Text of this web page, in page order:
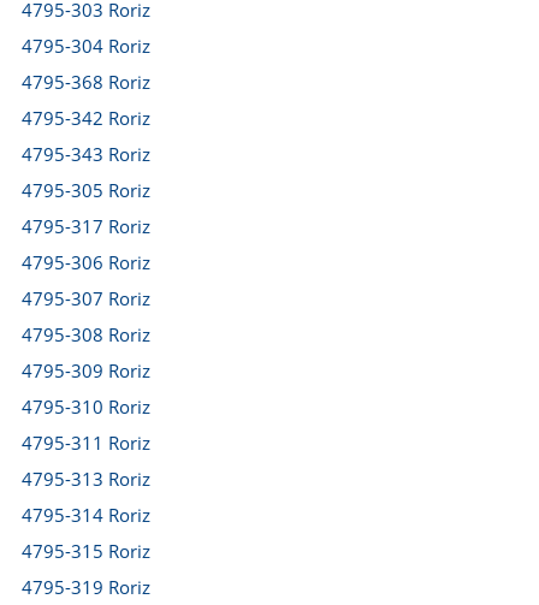
4795-303 Roriz
4795-304 Roriz
4795-368 Roriz
4795-342 Roriz
4795-343 Roriz
4795-305 Roriz
4795-317 Roriz
4795-306 Roriz
4795-307 Roriz
4795-308 Roriz
4795-309 Roriz
4795-310 Roriz
4795-311 Roriz
4795-313 Roriz
4795-314 Roriz
4795-315 Roriz
4795-319 Roriz